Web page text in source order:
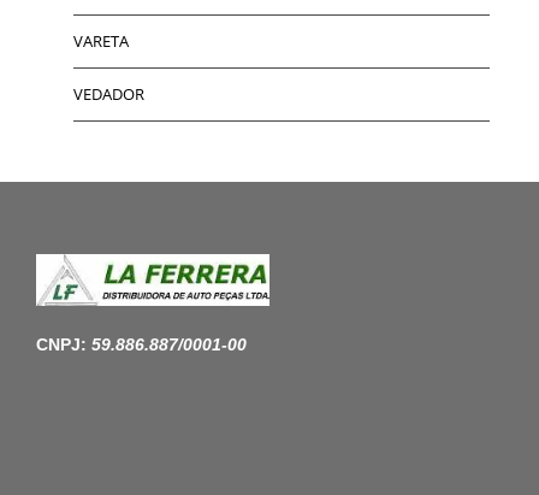
VARETA
VEDADOR
CNPJ: 59.886.887/0001-00